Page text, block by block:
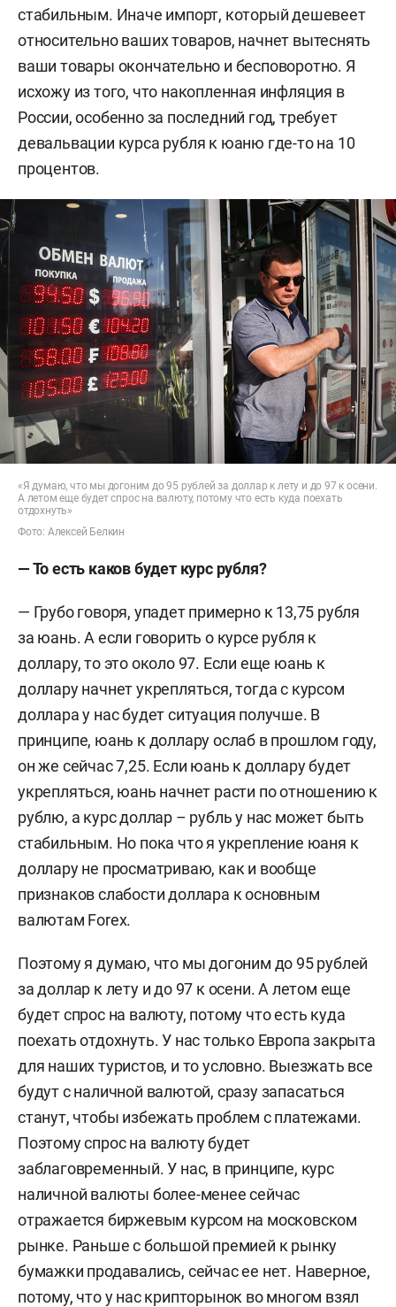
стабильным. Иначе импорт, который дешевеет
относительно ваших товаров, начнет вытеснять
ваши товары окончательно и бесповоротно. Я
исхожу из того, что накопленная инфляция в
России, особенно за последний год, требует
девальвации курса рубля к юаню где-то на 10
процентов.
«Я думаю, что мы догоним до 95 рублей за доллар к лету и до 97 к осени.
А летом еще будет спрос на валюту, потому что есть куда поехать
отдохнуть»
Фото: Алексей Белкин
— То есть каков будет курс рубля?
— Грубо говоря, упадет примерно к 13,75 рубля
за юань. А если говорить о курсе рубля к
доллару, то это около 97. Если еще юань к
доллару начнет укрепляться, тогда с курсом
доллара у нас будет ситуация получше. В
принципе, юань к доллару ослаб в прошлом году,
он же сейчас 7,25. Если юань к доллару будет
укрепляться, юань начнет расти по отношению к
рублю, а курс доллар – рубль у нас может быть
стабильным. Но пока что я укрепление юаня к
доллару не просматриваю, как и вообще
признаков слабости доллара к основным
валютам Forex.
Поэтому я думаю, что мы догоним до 95 рублей
за доллар к лету и до 97 к осени. А летом еще
будет спрос на валюту, потому что есть куда
поехать отдохнуть. У нас только Европа закрыта
для наших туристов, и то условно. Выезжать все
будут с наличной валютой, сразу запасаться
станут, чтобы избежать проблем с платежами.
Поэтому спрос на валюту будет
заблаговременный. У нас, в принципе, курс
наличной валюты более-менее сейчас
отражается биржевым курсом на московском
рынке. Раньше с большой премией к рынку
бумажки продавались, сейчас ее нет. Наверное,
потому, что у нас крипторынок во многом взял